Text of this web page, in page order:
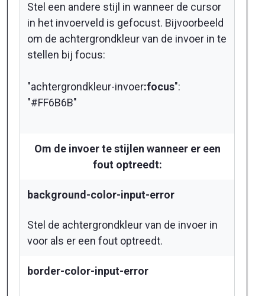
Stel een andere stijl in wanneer de cursor
in het invoerveld is gefocust. Bijvoorbeeld
om de achtergrondkleur van de invoer in te
stellen bij focus:
"achtergrondkleur-invoer:focus":
"#FF6B6B"
Om de invoer te stijlen wanneer er een
fout optreedt:
background-color-input-error
Stel de achtergrondkleur van de invoer in
voor als er een fout optreedt.
border-color-input-error